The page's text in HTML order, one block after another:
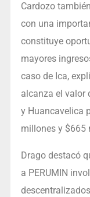
Cardozo
con una
constituye
mayores
caso de Ica,
alcanza el valor
y Huancavelica
millones y $665
Drago destacó
a PERUMIN